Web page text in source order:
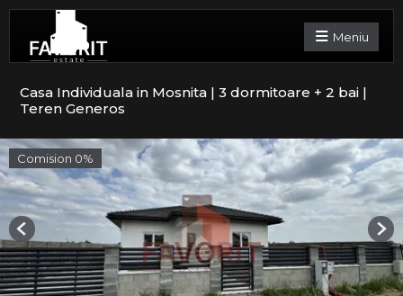
Meniu
Casa Individuala in Mosnita | 3 dormitoare + 2 bai |
Teren Generos
Comision 0%
Previous